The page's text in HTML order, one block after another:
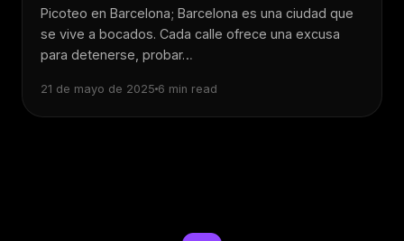
Picoteo en Barcelona; Barcelona es una ciudad que
se vive a bocados. Cada calle ofrece una excusa
para detenerse, probar…
21 de mayo de 2025 6 min read